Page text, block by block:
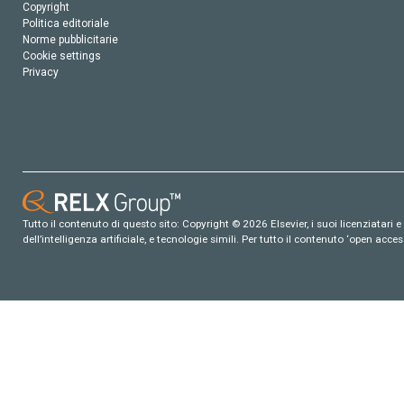
Copyright
Politica editoriale
Norme pubblicitarie
Cookie settings
Privacy
Tutto il contenuto di questo sito: Copyright © 2026 Elsevier, i suoi
dell’intelligenza artificiale, e tecnologie simili. Per tutto il contenuto ‘open